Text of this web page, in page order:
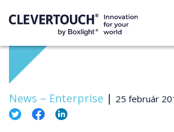
News – Enterprise | 25 február